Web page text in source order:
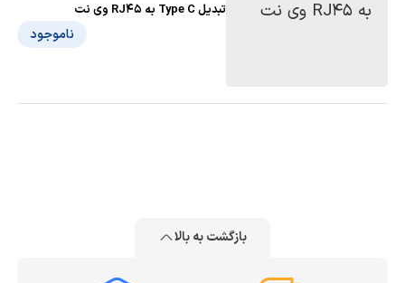
تبدیل Type C به RJ45 وی نت
ناموجود
بازگشت به بالا